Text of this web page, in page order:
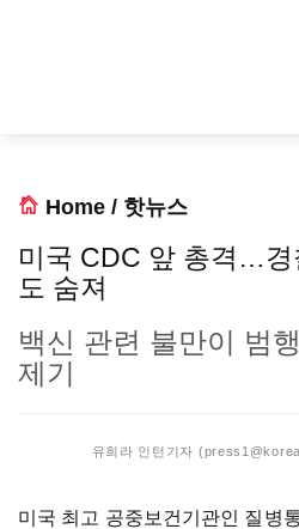
Home / 핫뉴스
미국 CDC 앞 총격…경
도 숨져
백신 관련 불만이 범
제기
유희라 인턴기자
미국 최고 공중보건기관인 질병